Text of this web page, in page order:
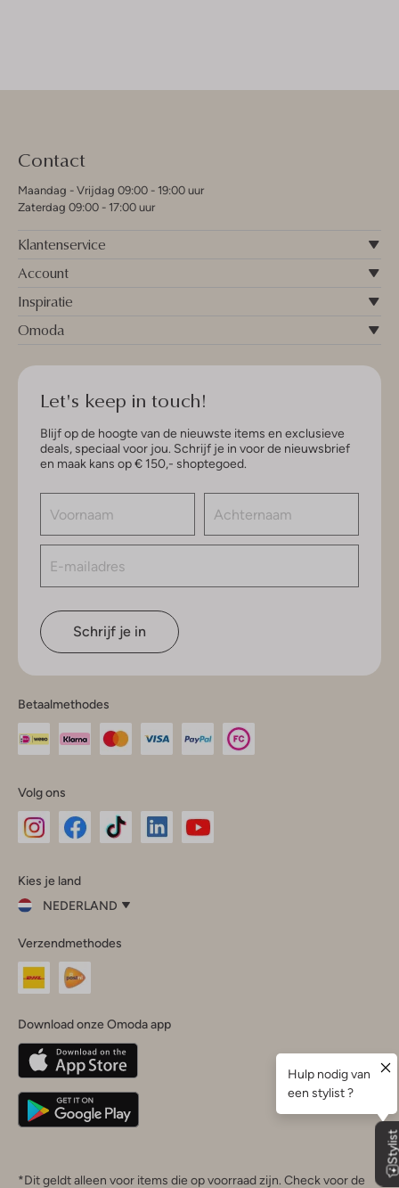
Contact
Maandag - Vrijdag 09:00 - 19:00 uur
Zaterdag 09:00 - 17:00 uur
Klantenservice
Account
Inspiratie
Omoda
Let's keep in touch!
Blijf op de hoogte van de nieuwste items en exclusieve
deals, speciaal voor jou. Schrijf je in voor de nieuwsbrief
en maak kans op € 150,- shoptegoed.
Schrijf je in
Betaalmethodes
Volg ons
InstagramFacebook
Kies je land
NEDERLAND
je
land
Nederland
Belgique(Français)
Deutschland
Verzendmethodes
Download onze Omoda app
*Dit geldt alleen voor items die op voorraad zijn. Check voor de